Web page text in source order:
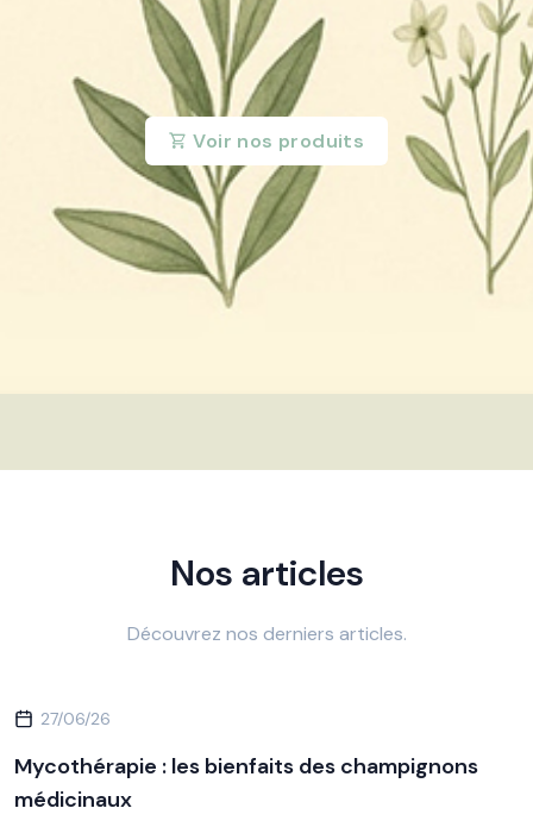
Voir nos produits
Nos articles
Découvrez nos derniers articles.
27/06/26
Mycothérapie : les bienfaits des champignons
médicinaux